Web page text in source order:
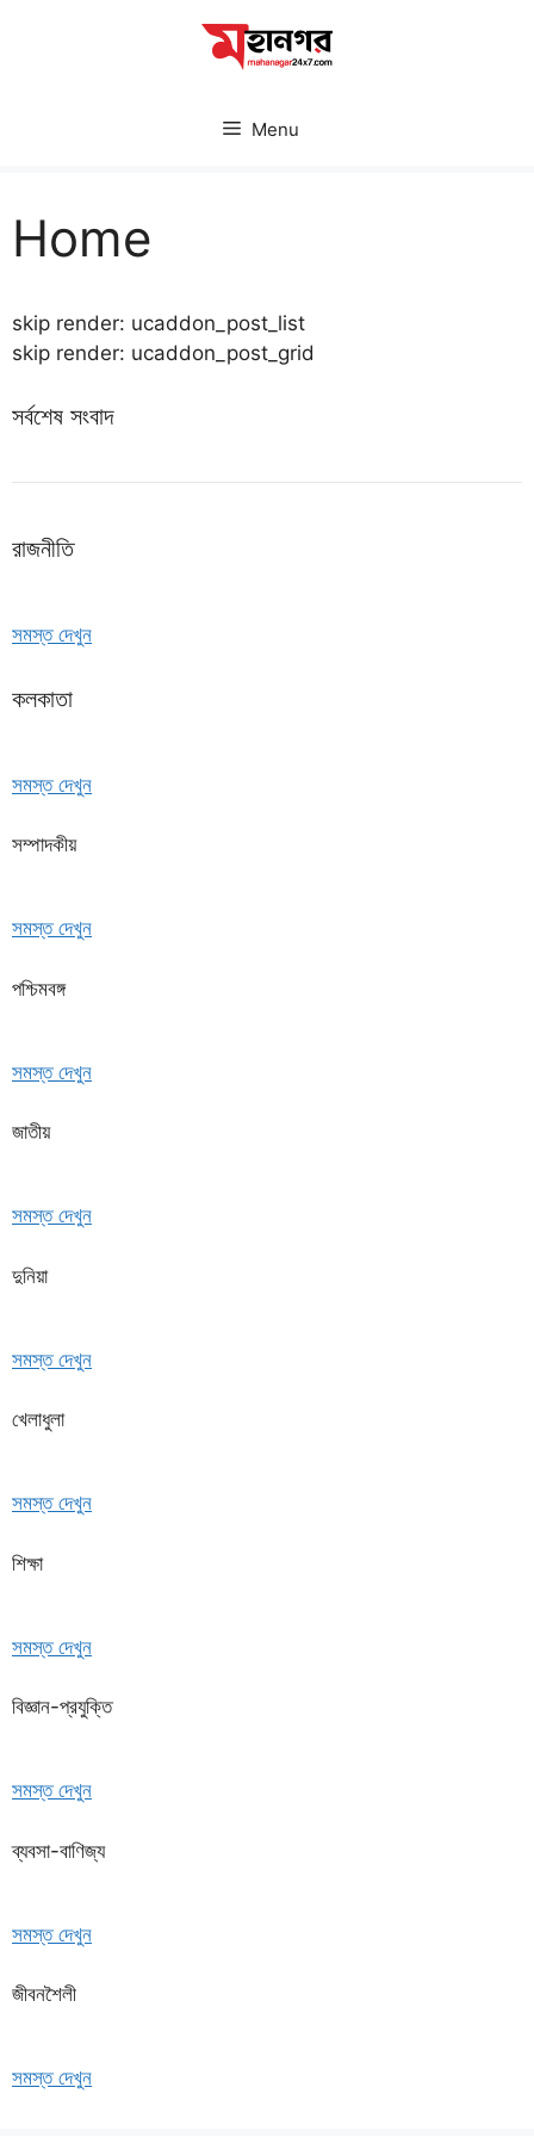
Menu
Home
skip render: ucaddon_post_list
skip render: ucaddon_post_grid
সর্বশেষ সংবাদ
রাজনীতি
সমস্ত দেখুন
কলকাতা
সমস্ত দেখুন
সম্পাদকীয়
সমস্ত দেখুন
পশ্চিমবঙ্গ
সমস্ত দেখুন
জাতীয়
সমস্ত দেখুন
দুনিয়া
সমস্ত দেখুন
খেলাধুলা
সমস্ত দেখুন
শিক্ষা
সমস্ত দেখুন
বিজ্ঞান-প্রযুক্তি
সমস্ত দেখুন
ব্যবসা-বাণিজ্য
সমস্ত দেখুন
জীবনশৈলী
সমস্ত দেখুন